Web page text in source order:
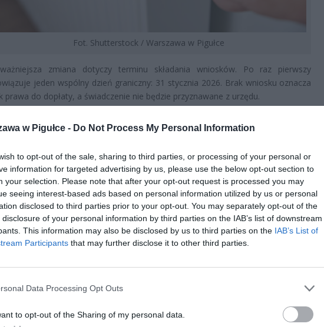
w Pigułce - Do Not Process My Personal Information
to opt-out of the sale, sharing to third parties, or processing of your personal or
information for targeted advertising by us, please use the below opt-out section to
your selection. Please note that after your opt-out request is processed you may
seeing interest-based ads based on personal information utilized by us or personal
disclosed to third parties prior to your opt-out. You may separately opt-out of the
of your personal information by third parties on the IAB’s list of downstream
This information may also be disclosed by us to third parties on the IAB’s List of
Participants that may further disclose it to other third parties.
Data Processing Opt Outs
to opt-out of the Sharing of my personal data.
Fot. Shutterstock / Warszawa w Pigułce
zmiana dotyczy terminu składania wniosków. Po raz pierwszy
jeden wspólny dzień graniczny: 31 stycznia 2026. Brak wniosku oznacza
prawa do dopłaty, a świadczenie nie będzie przyznawane z urzędu.
ad
ZOBACZ RÓWNIEŻ: